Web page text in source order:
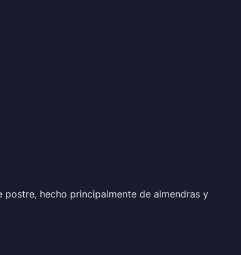
hecho principalmente de almendras y